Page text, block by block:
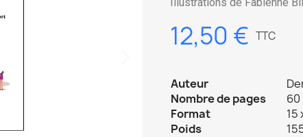
12,50 € TTC
Auteur
Nombre de pages
60
Format
15
Poids